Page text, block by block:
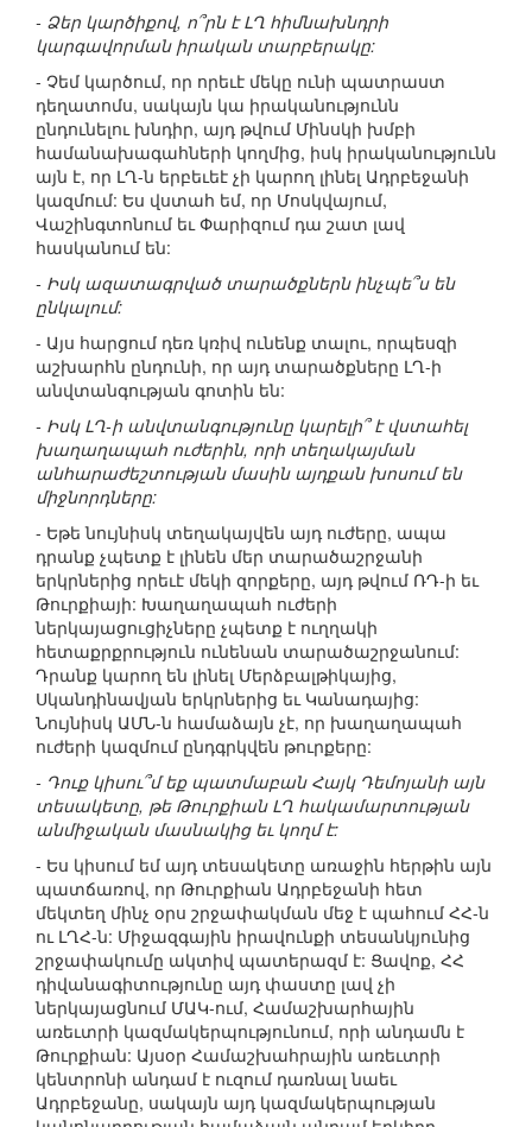
- Ձեր կարծիքով, ո՞րն է ԼՂ հիմնախնդրի
կարգավորման իրական տարբերակը:
- Չեմ կարծում, որ որեւէ մեկը ունի պատրաստ
դեղատոմս, սակայն կա իրականությունն
ընդունելու խնդիր, այդ թվում Մինսկի խմբի
համանախագահների կողմից, իսկ իրականությունն
այն է, որ ԼՂ-ն երբեւեէ չի կարող լինել Ադրբեջանի
կազմում: Ես վստահ եմ, որ Մոսկվայում,
Վաշինգտոնում եւ Փարիզում դա շատ լավ
հասկանում են:
- Իսկ ազատագրված տարածքներն ինչպե՞ս են
ընկալում:
- Այս հարցում դեռ կռիվ ունենք տալու, որպեսզի
աշխարհն ընդունի, որ այդ տարածքները ԼՂ-ի
անվտանգության գոտին են:
- Իսկ ԼՂ-ի անվտանգությունը կարելի՞ է վստահել
խաղաղապահ ուժերին, որի տեղակայման
անհարաժեշտության մասին այդքան խոսում են
միջնորդները:
- Եթե նույնիսկ տեղակայվեն այդ ուժերը, ապա
դրանք չպետք է լինեն մեր տարածաշրջանի
երկրներից որեւէ մեկի զորքերը, այդ թվում ՌԴ-ի եւ
Թուրքիայի: Խաղաղապահ ուժերի
ներկայացուցիչները չպետք է ուղղակի
հետաքրքրություն ունենան տարածաշրջանում:
Դրանք կարող են լինել Մերձբալթիկայից,
Սկանդինավյան երկրներից եւ Կանադայից:
Նույնիսկ ԱՄՆ-ն համաձայն չէ, որ խաղաղապահ
ուժերի կազմում ընդգրկվեն թուրքերը:
- Դուք կիսու՞մ եք պատմաբան Հայկ Դեմոյանի այն
տեսակետը, թե Թուրքիան ԼՂ հակամարտության
անմիջական մասնակից եւ կողմ է:
- Ես կիսում եմ այդ տեսակետը առաջին հերթին այն
պատճառով, որ Թուրքիան Ադրբեջանի հետ
մեկտեղ մինչ օրս շրջափակման մեջ է պահում ՀՀ-ն
ու ԼՂՀ-ն: Միջազգային իրավունքի տեսանկյունից
շրջափակումը ակտիվ պատերազմ է: Ցավոք, ՀՀ
դիվանագիտությունը այդ փաստը լավ չի
ներկայացնում ՄԱԿ-ում, Համաշխարհային
առեւտրի կազմակերպությունում, որի անդամն է
Թուրքիան: Այսօր Համաշխահրային առեւտրի
կենտրոնի անդամ է ուզում դառնալ նաեւ
Ադրբեջանը, սակայն այդ կազմակերպության